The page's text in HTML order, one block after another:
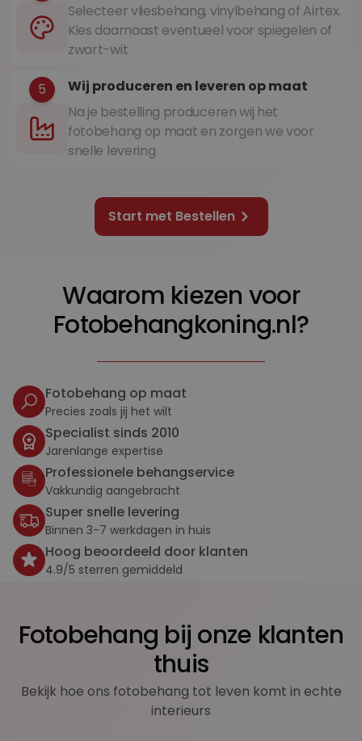
Selecteer vliesbehang, vinylbehang of Airtex.
Kies daarnaast eventueel voor spiegelen of
zwart-wit
5
Wij produceren en leveren op maat
Na je bestelling produceren wij het
fotobehang op maat en zorgen we voor
snelle levering
Start met Bestellen
Waarom kiezen voor
Fotobehangkoning.nl?
Fotobehang op maat
Precies zoals jij het wilt
Specialist sinds 2010
Jarenlange expertise
Professionele behangservice
Vakkundig aangebracht
Super snelle levering
Binnen 3-7 werkdagen in huis
Hoog beoordeeld door klanten
4.9/5 sterren gemiddeld
Fotobehang bij onze klanten
thuis
Bekijk hoe ons fotobehang tot leven komt in echte
interieurs